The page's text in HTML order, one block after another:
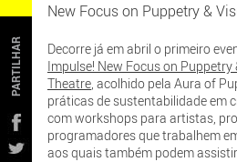
PARTILHAR
New Focus on Puppetry &
Decorre já em abril o primeiro
Impulse! New Focus on Puppetry
Theatre, acolhido pela Aura of
práticas de sustentabilidade em
com workshops para artistas,
programadores que trabalhem
aos quais também podem